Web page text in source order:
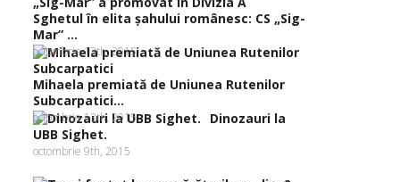
Sghetul în elita şahului românesc: CS „Sig-
Mar” ...
octombrie 13th, 2015
Mihaela premiată de Uniunea Rutenilor
Subcarpatici...
octombrie 13th, 2015
Dinozauri la
UBB Sighet.
octombrie 9th, 2015